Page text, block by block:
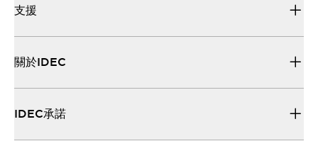
支援
關於IDEC
IDEC承諾